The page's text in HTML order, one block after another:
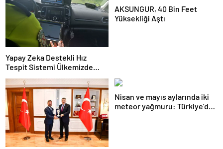
Yapay Zeka Destekli Hız
Tespit Sistemi Ülkemizde
Uygulandı
AKSUNGUR, 40 Bin Feet
Yüksekliği Aştı
Nisan ve mayıs aylarında iki
meteor yağmuru: Türkiye’den